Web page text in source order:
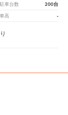
駐車台数 200台
車高 -